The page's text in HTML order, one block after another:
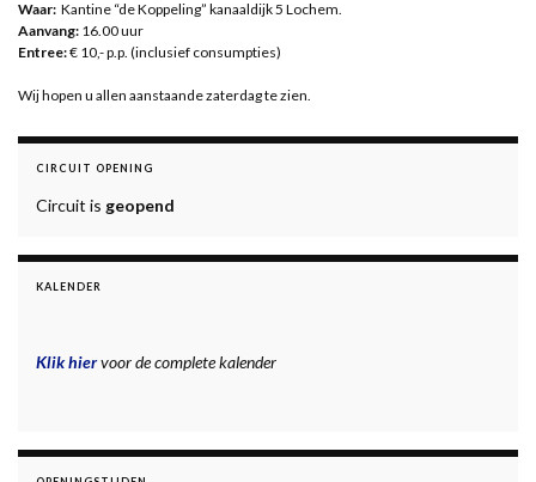
Waar: Kantine “de Koppeling” kanaaldijk 5 Lochem.
Aanvang: 16.00 uur
Entree:€ 10,- p.p. (inclusief consumpties)
Wij hopen u allen aanstaande zaterdag te zien.
CIRCUIT OPENING
Circuit is geopend
KALENDER
Klik hiervoor de complete kalender